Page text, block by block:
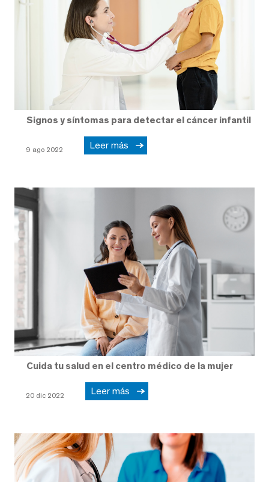
Signos y síntomas para detectar el cáncer infantil
9 ago 2022 Leer más
Cuida tu salud en el centro médico de la mujer
20 dic 2022 Leer más